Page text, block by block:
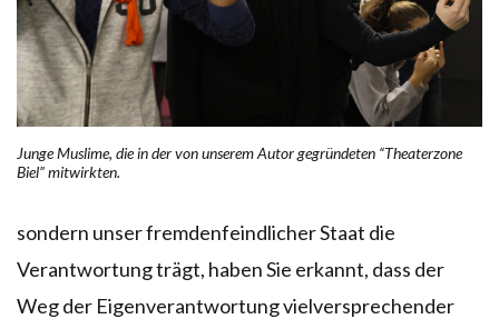
Junge Muslime, die in der von unserem Autor gegründeten “Theaterzone
Biel” mitwirkten.
sondern unser fremdenfeindlicher Staat die
Verantwortung trägt, haben Sie erkannt, dass der
Weg der Eigenverantwortung vielversprechender